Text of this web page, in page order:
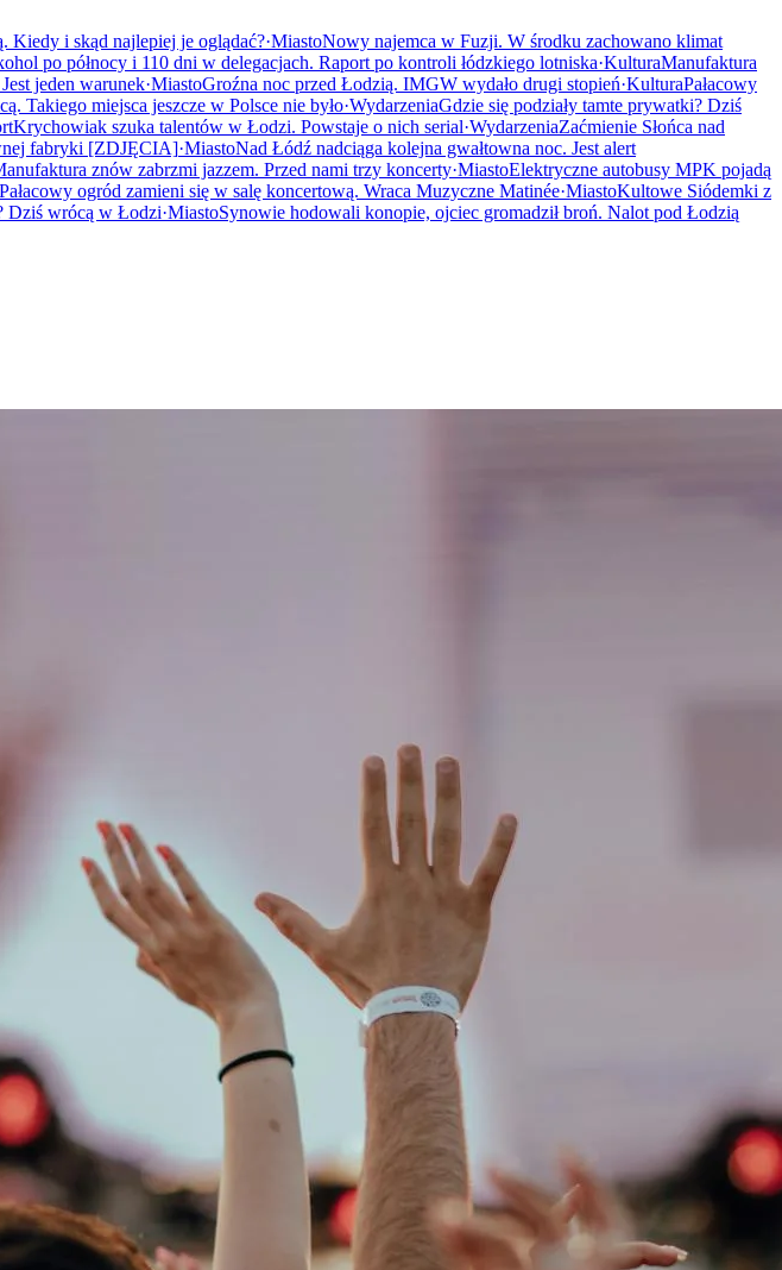
Kiedy i skąd najlepiej je oglądać?·MiastoNowy najemca w Fuzji. W środku zachowano klimat
po północy i 110 dni w delegacjach. Raport po kontroli łódzkiego lotniska·KulturaManufaktura
jeden warunek·MiastoGroźna noc przed Łodzią. IMGW wydało drugi stopień·KulturaPałacowy
Takiego miejsca jeszcze w Polsce nie było·WydarzeniaGdzie się podziały tamte prywatki? Dziś
Krychowiak szuka talentów w Łodzi. Powstaje o nich serial·WydarzeniaZaćmienie Słońca nad
fabryki [ZDJĘCIA]·MiastoNad Łódź nadciąga kolejna gwałtowna noc. Jest alert
znów zabrzmi jazzem. Przed nami trzy koncerty·MiastoElektryczne autobusy MPK pojadą
Pałacowy ogród zamieni się w salę koncertową. Wraca Muzyczne Matinée·MiastoKultowe Siódemki z
Dziś wrócą w Łodzi·MiastoSynowie hodowali konopie, ojciec gromadził broń. Nalot pod Łodzią